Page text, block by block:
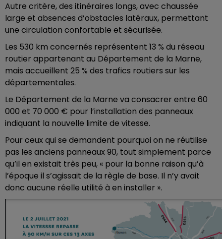
Autre critère, des itinéraires longs, avec chaussée
large et absences d’obstacles latéraux, permettant
une circulation confortable et sécurisée.
Les 530 km concernés représentent 13 % du réseau
routier appartenant au Département de la Marne,
mais accueillent 25 % des trafics routiers sur les
départementales.
Le Département de la Marne va consacrer entre 60
000 et 70 000 € pour l’installation des panneaux
indiquant la nouvelle limite de vitesse.
Pour ceux qui se demandent pourquoi on ne réutilise
pas les anciens panneaux 90, tout simplement parce
qu’il en existait très peu, « pour la bonne raison qu’à
l’époque il s’agissait de la règle de base. Il n’y avait
donc aucune réelle utilité à en installer ».